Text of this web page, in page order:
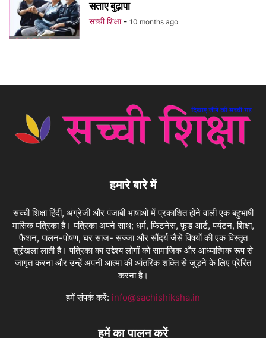
सताए बुढ़ापा
सच्ची शिक्षा - 10 months ago
हमारे बारे में
सच्ची शिक्षा हिंदी, अंग्रेजी और पंजाबी भाषाओं में प्रकाशित होने वाली एक बहुभाषी
मासिक पत्रिका है। पत्रिका अपने साथ; धर्म, फिटनेस, फ़ूड आर्ट, पर्यटन, शिक्षा,
फैशन, पालन-पोषण, घर साज- सज्जा और सौंदर्य जैसे विषयों की एक विस्तृत
श्रृंखला लाती है। पत्रिका का उद्देश्य लोगों को सामाजिक और आध्यात्मिक रूप से
जागृत करना और उन्हें अपनी आत्मा की आंतरिक शक्ति से जुड़ने के लिए प्रेरित
करना है।
हमें संपर्क करें: info@sachishiksha.in
हमें का पालन करें